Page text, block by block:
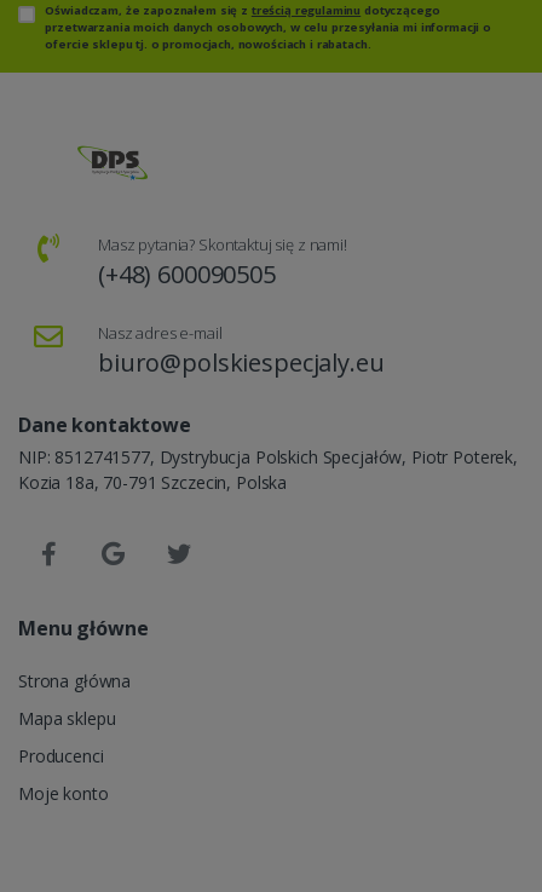
Oświadczam, że zapoznałem się z treścią regulaminu dotyczącego
przetwarzania moich danych osobowych, w celu przesyłania mi informacji o
ofercie sklepu tj. o promocjach, nowościach i rabatach.
Masz pytania? Skontaktuj się z nami!
(+48) 600090505
Nasz adres e-mail
biuro@polskiespecjaly.eu
Dane kontaktowe
NIP: 8512741577, Dystrybucja Polskich Specjałów, Piotr Poterek,
Kozia 18a, 70-791 Szczecin, Polska
Menu główne
Strona główna
Mapa sklepu
Producenci
Moje konto